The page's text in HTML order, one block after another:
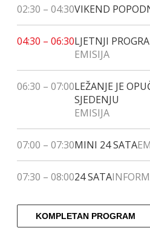
02:30 – 04:30VIKEND
04:30 – 06:30LJETNJI
EMISIJA
06:30 – 07:00LEŽANJE JE
SJEDENJU
EMISIJA
07:00 – 07:30MINI 24 SATA
07:30 – 08:0024 SATA
KOMPLETAN PROGRAM